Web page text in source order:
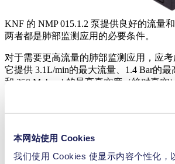
本网站使用 Cookies
我们使用 Cookies 使显示内容个性化，
KNF 的 NMP 015.1.2 泵提供良好的流量
两者都是肺部监测应用的必要条件。
对于需要更高流量的肺部监测应用，应考
它提供 3.1L/min的最大流量、1.4 Bar的最
和 250 Mubarak的最高真空度（绝对真空
越的性能与尺寸比，同时具备肺部监测